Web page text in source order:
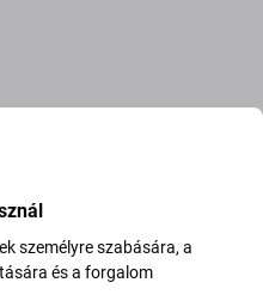
személyre szabására, a
és a forgalom